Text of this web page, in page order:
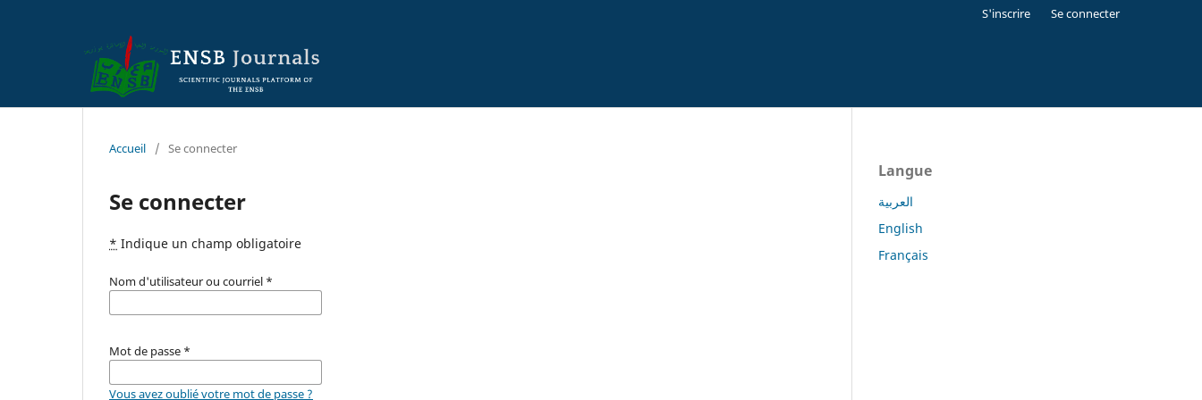
S'inscrire Se connecter
Accueil / Se connecter
Se connecter
* Indique un champ obligatoire
Nom d'utilisateur ou courriel *
Mot de passe *
Vous avez oublié votre mot de passe ?
Langue
العربية
English
Français